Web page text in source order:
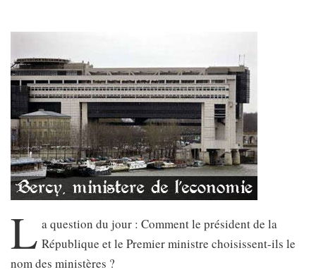
L a question du jour : Comment le président de la
République et le Premier ministre choisissent-ils le
nom des ministères ?